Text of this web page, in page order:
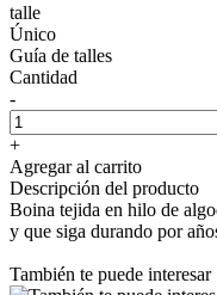
talle
Único
Guía de talles
Cantidad
-
+
Agregar al carrito
Descripción del producto
Boina tejida en hilo de
y que siga durando por
También te puede interesar